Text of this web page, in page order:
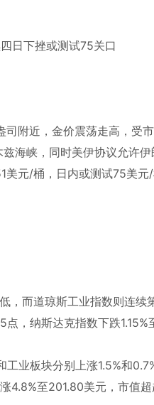
日下挫或测试75关口
附近，金价震荡走高，受
海峡，同时美伊协议允许
元/桶，日内或测试75美元/
，而道琼斯工业指数则连续
，纳斯达克指数下跌1.15%
业板块分别上涨1.5%和
4.8%至201.80美元，市值